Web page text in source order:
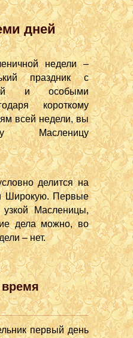
дней
недели –
праздник с
и особыми
короткому
всей недели, вы
Масленицу
делится на
Широкую. Первые
Масленицы,
дела можно, во
– нет.
первый день